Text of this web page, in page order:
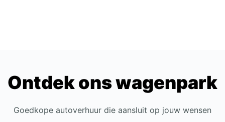
Ontdek ons wagenpark
Goedkope autoverhuur die aansluit op jouw wensen